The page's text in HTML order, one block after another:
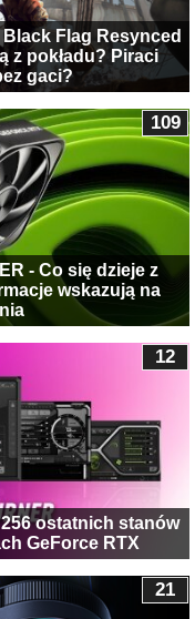
Flag Resynced
z pokładu? Piraci
gaci?
- Co się dzieje z
wskazują na
109
ostatnich stanów
GeForce RTX
12
21